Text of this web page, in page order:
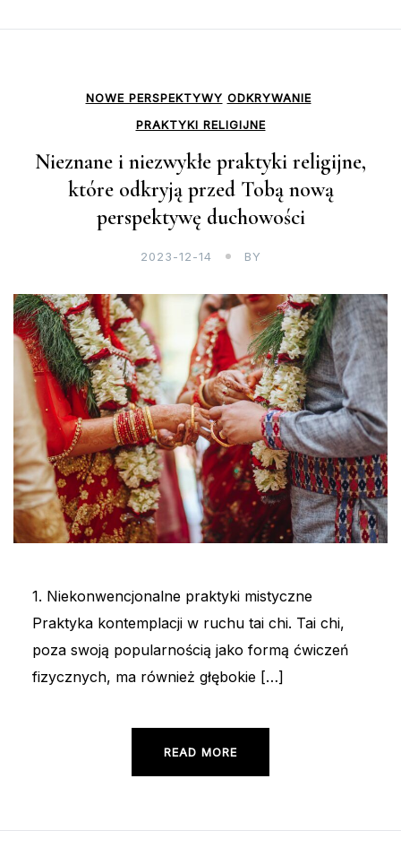
NOWE PERSPEKTYWY ODKRYWANIE
PRAKTYKI RELIGIJNE
Nieznane i niezwykłe praktyki religijne,
które odkryją przed Tobą nową
perspektywę duchowości
2023-12-14 BY
1. Niekonwencjonalne praktyki mistyczne
Praktyka kontemplacji w ruchu tai chi. Tai chi,
poza swoją popularnością jako formą ćwiczeń
fizycznych, ma również głębokie […]
READ MORE